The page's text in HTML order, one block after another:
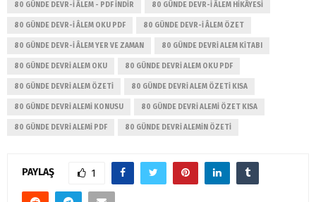
80 GÜNDE DEVR-I ÂLEM - PDF INDIR 80 GÜNDE DEVR-I ÂLEM HIKÂYESI
80 GÜNDE DEVR-I ÂLEM OKU PDF 80 GÜNDE DEVR-I ÂLEM ÖZET
80 GÜNDE DEVR-I ÂLEM YER VE ZAMAN 80 GÜNDE DEVRI ALEM KITABI
80 GÜNDE DEVRI ALEM OKU 80 GÜNDE DEVRI ALEM OKU PDF
80 GÜNDE DEVRI ALEM ÖZETI 80 GÜNDE DEVRI ALEM ÖZETI KISA
80 GÜNDE DEVRI ALEMI KONUSU 80 GÜNDE DEVRI ALEMI ÖZET KISA
80 GÜNDE DEVRI ALEMI PDF 80 GÜNDE DEVRI ALEMIN ÖZETI
PAYLAŞ 1